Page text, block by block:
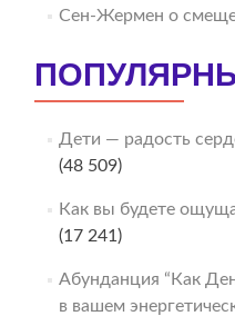
Сен-Жермен о
Дети — радость
(48 509)
Как вы будете
(17 241)
Абунданция “Как
в вашем